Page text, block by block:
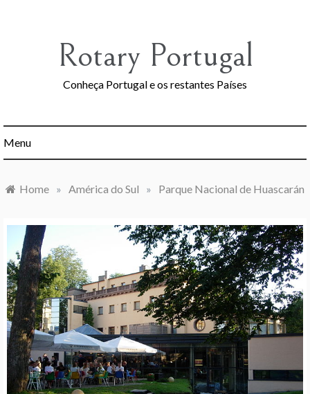
Rotary Portugal
Conheça Portugal e os restantes Países
Menu
Home » América do Sul » Parque Nacional de Huascarán